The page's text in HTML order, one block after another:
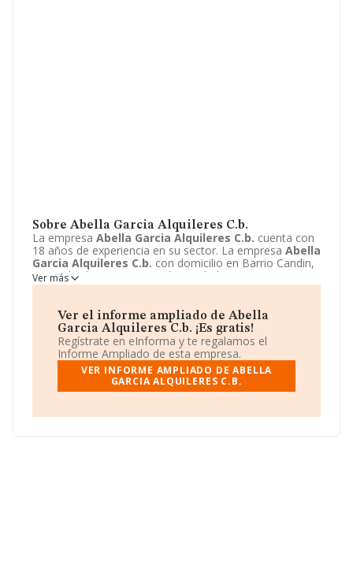
Sobre Abella Garcia Alquileres C.b.
La empresa Abella Garcia Alquileres C.b. cuenta con
18 años de experiencia en su sector. La empresa Abella
Garcia Alquileres C.b. con domicilio en Barrio Candin,
9, Candin, leon. Su principal actividad CNAE es 6820 -
Alquiler de bienes inmobiliarios por cuenta propia. La
como Comunidad de bienes.
Ver más
Ver el informe ampliado de Abella
Garcia Alquileres C.b. ¡Es gratis!
Regístrate en eInforma y te regalamos el
Informe Ampliado de esta empresa.
VER INFORME AMPLIADO DE ABELLA
GARCIA ALQUILERES C.B.